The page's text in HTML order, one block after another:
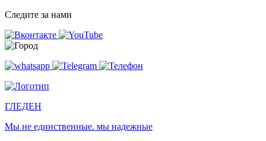
Следите за нами
ГЛЕДЕН
Мы не единственные. мы надежные